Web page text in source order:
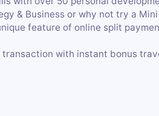
& Business or why not try a
feature of online split
with instant bonus